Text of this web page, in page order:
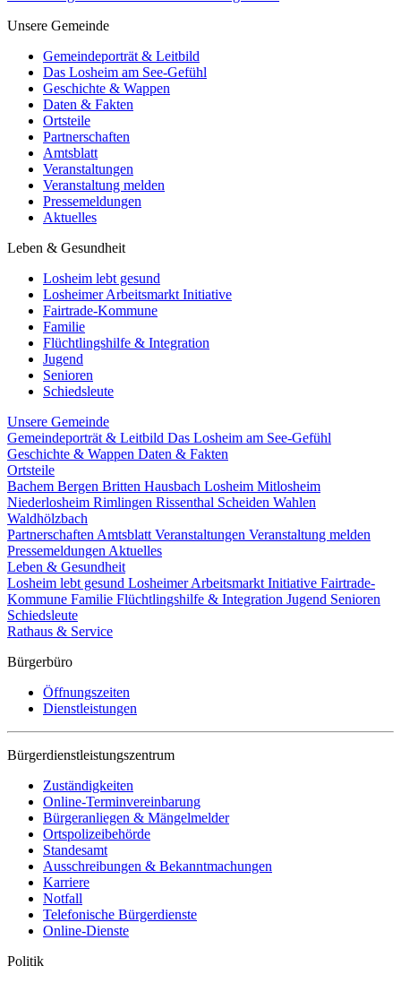
Unsere Gemeinde
Gemeindeporträt & Leitbild
Das Losheim am See-Gefühl
Geschichte & Wappen
Daten & Fakten
Ortsteile
Partnerschaften
Amtsblatt
Veranstaltungen
Veranstaltung melden
Pressemeldungen
Aktuelles
Leben & Gesundheit
Losheim lebt gesund
Losheimer Arbeitsmarkt Initiative
Fairtrade-Kommune
Familie
Flüchtlingshilfe & Integration
Jugend
Senioren
Schiedsleute
Unsere Gemeinde
Gemeindeporträt & Leitbild Das Losheim am See-Gefühl
Geschichte & Wappen Daten & Fakten
Ortsteile
Bachem Bergen Britten Hausbach Losheim Mitlosheim
Niederlosheim Rimlingen Rissenthal Scheiden Wahlen
Waldhölzbach
Partnerschaften Amtsblatt Veranstaltungen Veranstaltung melden
Pressemeldungen Aktuelles
Leben & Gesundheit
Losheim lebt gesund Losheimer Arbeitsmarkt Initiative Fairtrade-
Kommune Familie Flüchtlingshilfe & Integration Jugend Senioren
Schiedsleute
Rathaus & Service
Bürgerbüro
Öffnungszeiten
Dienstleistungen
Bürgerdienstleistungszentrum
Zuständigkeiten
Online-Terminvereinbarung
Bürgeranliegen & Mängelmelder
Ortspolizeibehörde
Standesamt
Ausschreibungen & Bekanntmachungen
Karriere
Notfall
Telefonische Bürgerdienste
Online-Dienste
Politik